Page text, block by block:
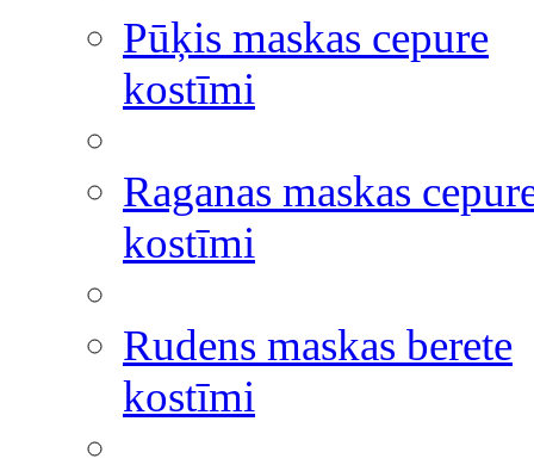
Pūķis maskas cepure
kostīmi
Raganas maskas
kostīmi
Rudens maskas berete
kostīmi